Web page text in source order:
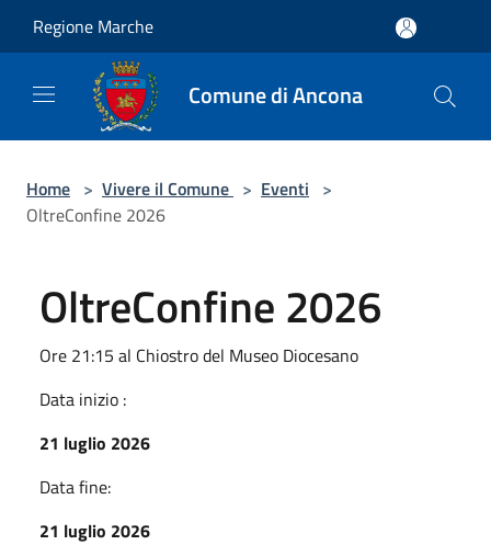
Regione Marche
Comune di Ancona
Home > Vivere il Comune > Eventi >
OltreConfine 2026
OltreConfine 2026
Ore 21:15 al Chiostro del Museo Diocesano
Data inizio :
21 luglio 2026
Data fine:
21 luglio 2026